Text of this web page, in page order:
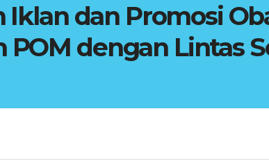
Iklan dan Promosi
POM dengan Lintas